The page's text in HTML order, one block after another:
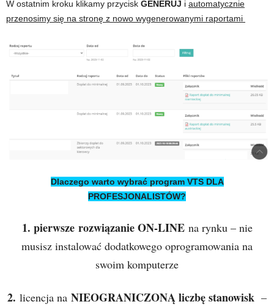
W ostatnim kroku klikamy przycisk GENERUJ i automatycznie
przenosimy się na stronę z nowo wygenerowanymi raportami
Dlaczego warto wybrać program VTS DLA
PROFESJONALISTÓW?
1. pierwsze rozwiązanie ON-LINEna rynku – nie
musisz instalować dodatkowego oprogramowania na
swoim komputerze
2. licencja na NIEOGRANICZONĄ liczbę stanowisk –